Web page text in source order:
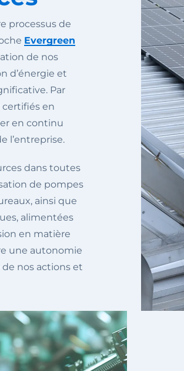
processus de
Evergreen
de nos
d’énergie et
Par
certifiés en
en continu
l’entreprise.
dans toutes
de pompes
ainsi que
alimentées
en matière
une autonomie
nos actions et